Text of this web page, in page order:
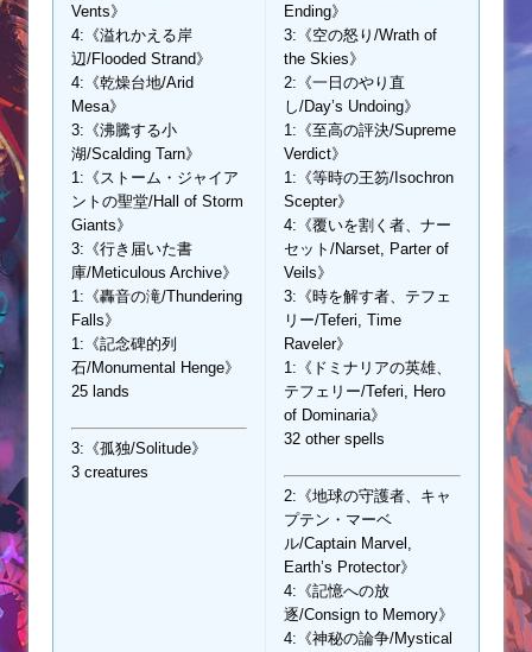
Vents》
4:《溢れかえる岸
辺/Flooded Strand》
4:《乾燥台地/Arid
Mesa》
3:《沸騰する小
湖/Scalding Tarn》
1:《ストーム・ジャイア
ントの聖堂/Hall of Storm
Giants》
3:《行き届いた書
庫/Meticulous Archive》
1:《轟音の滝/Thundering
Falls》
1:《記念碑的列
石/Monumental Henge》
25 lands
3:《孤独/Solitude》
3 creatures
Ending》
3:《空の怒り/Wrath of
the Skies》
2:《一日のやり直
し/Day’s Undoing》
1:《至高の評決/Supreme
Verdict》
1:《等時の王笏/Isochron
Scepter》
4:《覆いを割く者、ナー
セット/Narset, Parter of
Veils》
3:《時を解す者、テフェ
リー/Teferi, Time
Raveler》
1:《ドミナリアの英雄、
テフェリー/Teferi, Hero
of Dominaria》
32 other spells
2:《地球の守護者、キャ
プテン・マーベ
ル/Captain Marvel,
Earth’s Protector》
4:《記憶への放
逐/Consign to Memory》
4:《神秘の論争/Mystical